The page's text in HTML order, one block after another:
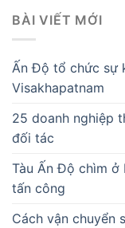
BÀI VIẾT MỚI
Ấn Độ tổ chức sự
Visakhapatnam
25 doanh nghiệp
đối tác
Tàu Ấn Độ chìm ở
tấn công
Cách vận chuyển